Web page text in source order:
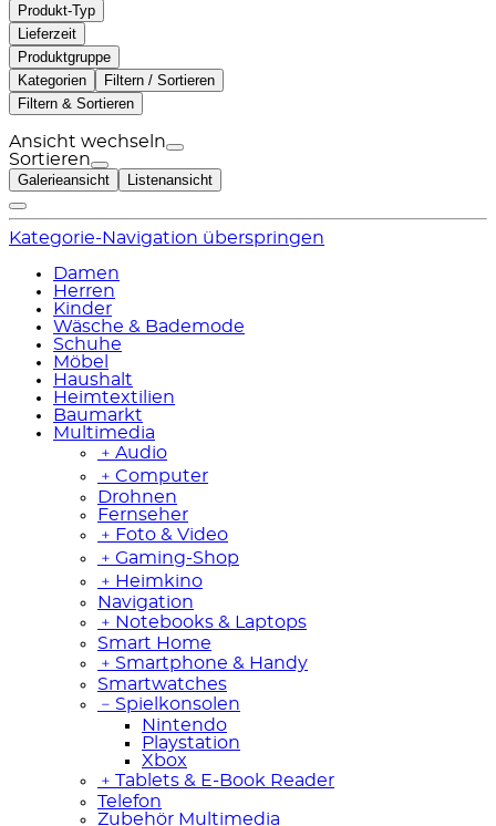
Produkt-Typ
Lieferzeit
Produktgruppe
Kategorien
Filtern / Sortieren
Filtern & Sortieren
Ansicht wechseln
Sortieren
Galerieansicht Listenansicht
Kategorie-Navigation überspringen
Damen
Herren
Kinder
Wäsche & Bademode
Schuhe
Möbel
Haushalt
Heimtextilien
Baumarkt
Multimedia
﹢ Audio
﹢ Computer
Drohnen
Fernseher
﹢ Foto & Video
﹢ Gaming-Shop
﹢ Heimkino
Navigation
﹢ Notebooks & Laptops
Smart Home
﹢ Smartphone & Handy
Smartwatches
﹣ Spielkonsolen
Nintendo
Playstation
Xbox
﹢ Tablets & E-Book Reader
Telefon
Zubehör Multimedia